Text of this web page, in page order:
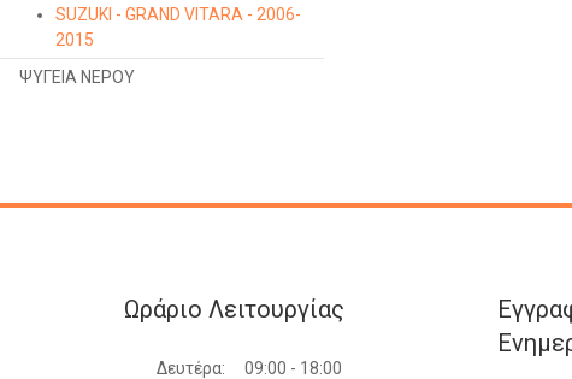
SUZUKI - GRAND VITARA - 2006-
2015
ΨΥΓΕΙΑ ΝΕΡΟΥ
Ωράριο Λειτουργίας
Δευτέρα:
09:00 - 18:00